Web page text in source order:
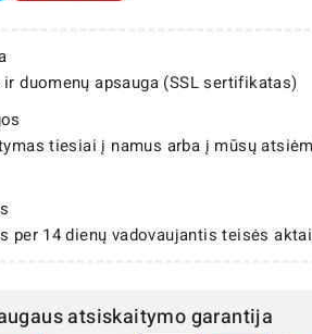
duomenų apsauga (SSL sertifikatas)
tiesiai į namus arba į mūsų
per 14 dienų vadovaujantis teisės
atsiskaitymo garantija